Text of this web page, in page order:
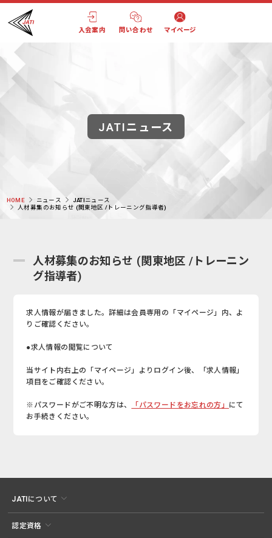
入会案内 問い合わせ マイページ
JATIニュース
HOME ニュース
JATIニュース
人材募集のお知らせ (関東地区 /トレーニング指導者)
人材募集のお知らせ (関東地区 /トレーニン
グ指導者)
求人情報が届きました。詳細は会員専用の「マイページ」内、よ
りご確認ください。
●求人情報の閲覧について
当サイト内右上の「マイページ」よりログイン後、「求人情報」
項目をご確認ください。
※パスワードがご不明な方は、 「パスワードをお忘れの方」 にて
お手続きください。
JATIについて
認定資格